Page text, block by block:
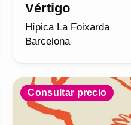
Vértigo
Hípica La Foixarda
Barcelona
Consultar precio